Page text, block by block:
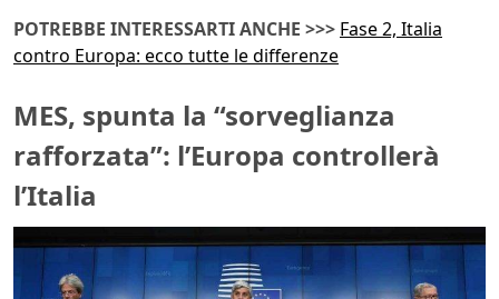
POTREBBE INTERESSARTI ANCHE >>> Fase 2, Italia
contro Europa: ecco tutte le differenze
MES, spunta la “sorveglianza
rafforzata”: l’Europa controllerà
l’Italia